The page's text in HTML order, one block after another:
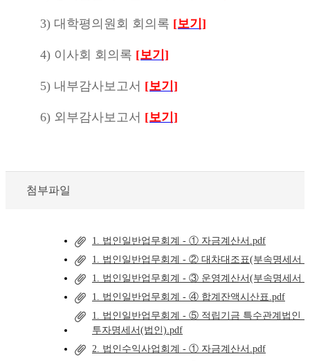
3) 대학평의원회 회의록 [보기]
4) 이사회 회의록 [보기]
5) 내부감사보고서 [보기]
6) 외부감사보고서 [보기]
첨부파일
1. 법인일반업무회계 - ① 자금계산서.pdf
1. 법인일반업무회계 - ② 대차대조표(부속명세서
1. 법인일반업무회계 - ③ 운영계산서(부속명세서
1. 법인일반업무회계 - ④ 합계잔액시산표.pdf
1. 법인일반업무회계 - ⑤ 적립기금 특수관계법인
투자명세서(법인).pdf
2. 법인수익사업회계 - ① 자금계산서.pdf